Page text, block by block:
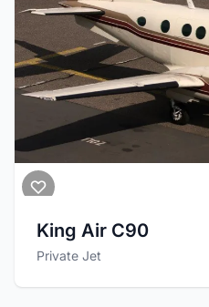
King Air C90
Private Jet